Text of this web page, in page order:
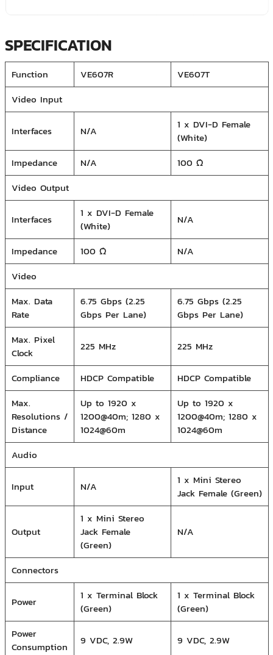
SPECIFICATION
Function VE607R
VE607T
Video Input
Interfaces N/A
1 x DVI-D Female
(White)
Impedance
N/A
100 Ώ
Video Output
Interfaces
1 x DVI-D Female
(White)
N/A
Impedance 100 Ώ
N/A
Video
Max. Data
Rate
6.75 Gbps (2.25
Gbps Per Lane)
6.75 Gbps (2.25
Gbps Per Lane)
Max. Pixel
Clock
225 MHz 225 MHz
Compliance HDCP Compatible
HDCP Compatible
Max.
Resolutions /
Distance
Up to 1920 x
1200@40m; 1280 x
1024@60m
Up to 1920 x
1200@40m; 1280 x
1024@60m
Audio
Input N/A
1 x Mini Stereo
Jack Female (Green)
Output
1 x Mini Stereo
Jack Female
(Green)
N/A
Connectors
Power
1 x Terminal Block
(Green)
1 x Terminal Block
(Green)
Power
Consumption
9 VDC, 2.9W 9 VDC, 2.9W